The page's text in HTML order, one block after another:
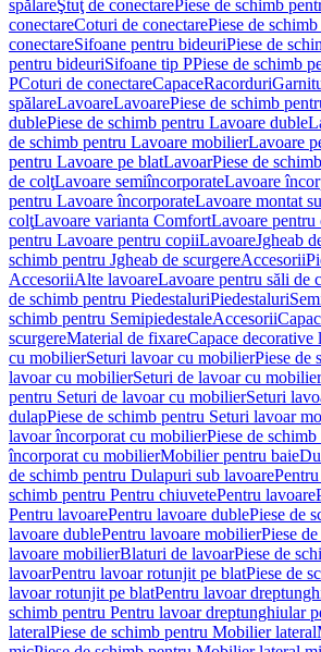
spălareŞtuţ de conectarePiese de schimb
conectareCoturi de conectarePiese de
conectareSifoane pentru bideuriPiese de
pentru bideuriSifoane tip PPiese de schimb
PCoturi de conectareCapaceRacorduri
spălareLavoareLavoarePiese de schimb
dublePiese de schimb pentru Lavoare duble
de schimb pentru Lavoare mobilierLavoare
pentru Lavoare pe blatLavoarPiese de
de colţLavoare semiîncorporateLavoare
pentru Lavoare încorporateLavoare montat
colţLavoare varianta ComfortLavoare pentru
pentru Lavoare pentru copiiLavoareJgheab
schimb pentru Jgheab de scurgereAccesorii
AccesoriiAlte lavoareLavoare pentru săli de
de schimb pentru PiedestaluriPiedestaluri
schimb pentru SemipiedestaleAccesorii
scurgereMaterial de fixareCapace decorative
cu mobilierSeturi lavoar cu mobilierPiese de
lavoar cu mobilierSeturi de lavoar cu mobilier
pentru Seturi de lavoar cu mobilierSeturi
dulapPiese de schimb pentru Seturi lavoar
lavoar încorporat cu mobilierPiese de
încorporat cu mobilierMobilier pentru baie
de schimb pentru Dulapuri sub lavoare
schimb pentru Pentru chiuvetePentru lavoare
Pentru lavoarePentru lavoare dublePiese de
lavoare dublePentru lavoare mobilierPiese
lavoare mobilierBlaturi de lavoarPiese de
lavoarPentru lavoar rotunjit pe blatPiese de
lavoar rotunjit pe blatPentru lavoar
schimb pentru Pentru lavoar dreptunghiular
lateralPiese de schimb pentru Mobilier lateral